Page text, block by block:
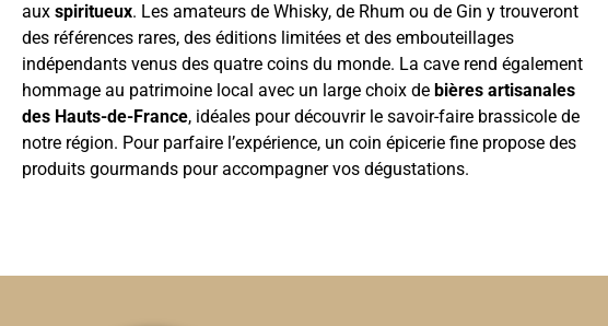
aux spiritueux. Les amateurs de Whisky, de Rhum ou de Gin y trouveront
des références rares, des éditions limitées et des embouteillages
indépendants venus des quatre coins du monde. La cave rend également
hommage au patrimoine local avec un large choix de bières artisanales
des Hauts-de-France, idéales pour découvrir le savoir-faire brassicole de
notre région. Pour parfaire l’expérience, un coin épicerie fine propose des
produits gourmands pour accompagner vos dégustations.